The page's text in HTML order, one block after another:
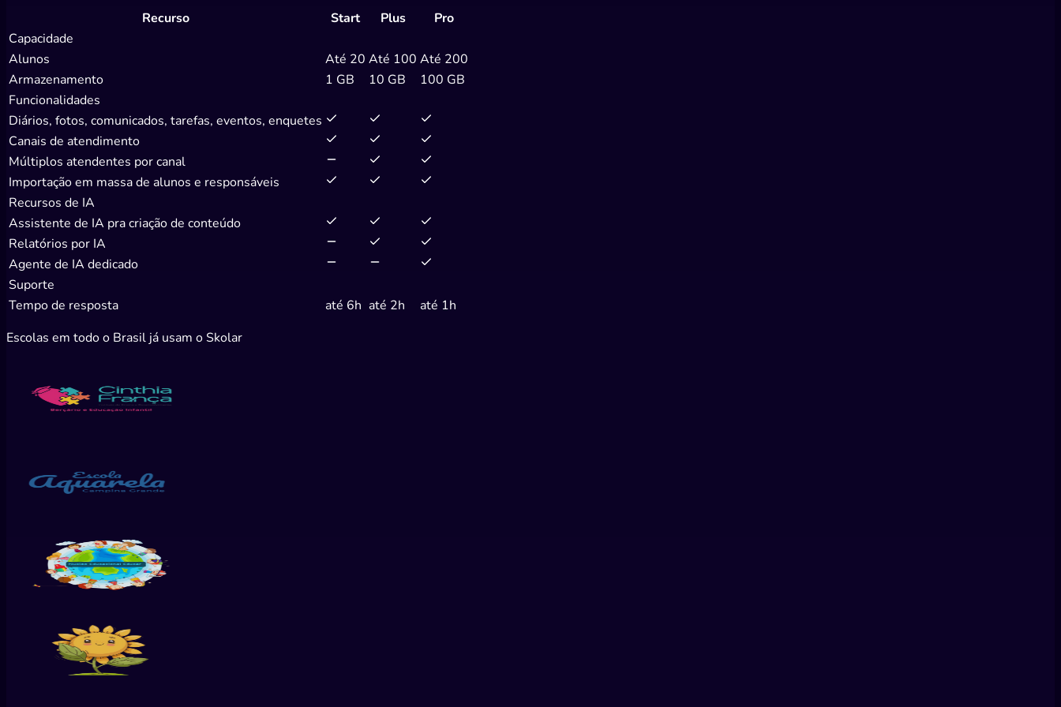
Recurso Start Plus
Pro
Capacidade
Alunos
Até 20 Até 100 Até 200
Armazenamento
1 GB 10 GB
100 GB
Funcionalidades
Diários, fotos, comunicados, tarefas, eventos, enquetes
Canais de atendimento
Múltiplos atendentes por canal
Importação em massa de alunos e responsáveis
Recursos de IA
Assistente de IA pra criação de conteúdo
Relatórios por IA
Agente de IA dedicado
Suporte
Tempo de resposta
até 6h até 2h
até 1h
Escolas em todo o Brasil já usam o Skolar